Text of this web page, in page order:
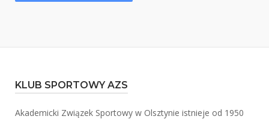
KLUB SPORTOWY AZS
Akademicki Związek Sportowy w Olsztynie istnieje od 1950